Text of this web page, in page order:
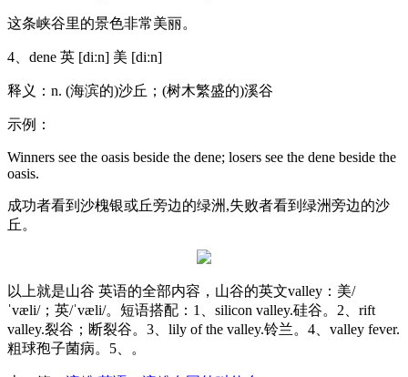
这条峡谷里的景色非常美丽。
4、dene 英 [diːn] 美 [diːn]
释义：n. (海滨的)沙丘；(树木繁盛的)溪谷
示例：
Winners see the oasis beside the dene; losers see the dene beside the
oasis.
成功者看到沙槐银或丘旁边的绿洲,失败者看到绿洲旁边的沙
丘。
以上就是山谷 英语的全部内容，山谷的英文valley：美/
ˈvæli/；英/ˈvæli/。短语搭配：1、silicon valley.硅谷。2、rift
valley.裂谷；断裂谷。3、lily of the valley.铃兰。4、valley fever.
粗球孢子菌病。5、。